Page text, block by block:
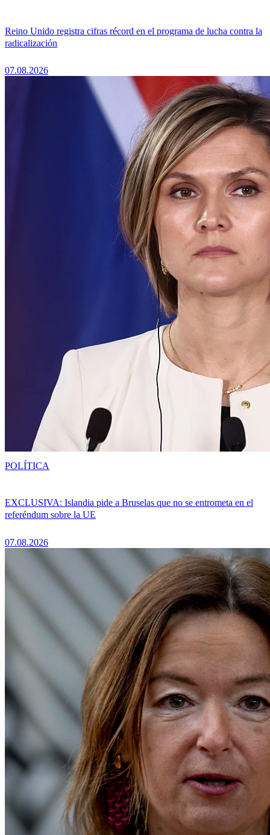
Reino Unido registra cifras récord en el programa de lucha contra la
radicalización
07.08.2026
EXCLUSIVA: Islandia pide a Bruselas que no se entrometa en el
referéndum sobre la UE
07.08.2026
POLÍTICA